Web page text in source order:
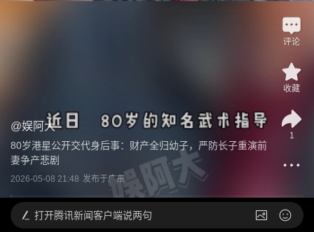
@娱阿大
80岁港星公开交代身后事：财产全归幼子，严防长子重演前
妻争产悲剧
2026-05-08 21:48 发布于广东
评论
收藏
1
打开腾讯新闻客户端说两句